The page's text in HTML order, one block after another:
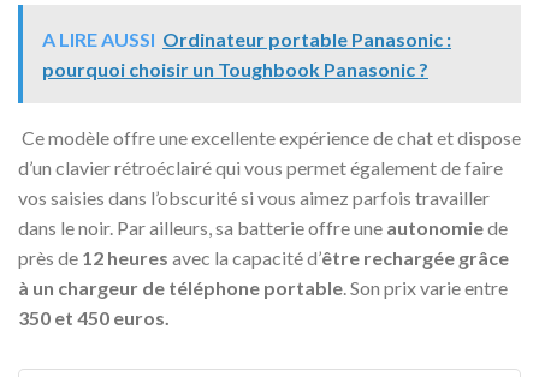
A LIRE AUSSI Ordinateur portable Panasonic :
pourquoi choisir un Toughbook Panasonic ?
Ce modèle offre une excellente expérience de chat et dispose
d’un clavier rétroéclairé qui vous permet également de faire
vos saisies dans l’obscurité si vous aimez parfois travailler
dans le noir. Par ailleurs, sa batterie offre une autonomiede
près de 12 heures avec la capacité d’être rechargée grâce
à un chargeur de téléphone portable. Son prix varie entre
350 et 450 euros.